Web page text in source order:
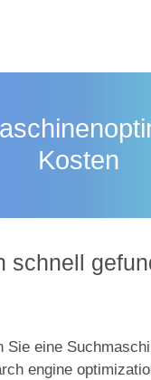
Kosten
schnell
Sie eine
engine